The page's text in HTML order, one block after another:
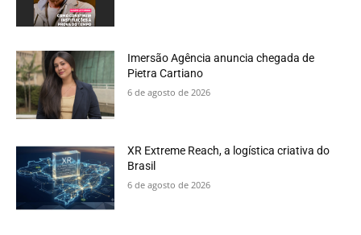
Imersão Agência anuncia chegada de
Pietra Cartiano
6 de agosto de 2026
XR Extreme Reach, a logística criativa do
Brasil
6 de agosto de 2026